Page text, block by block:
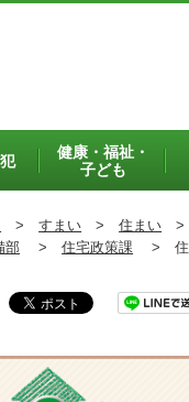
健康・福祉・
子ども
> すまい > 住まい >
部 > 住宅政策課 > 住